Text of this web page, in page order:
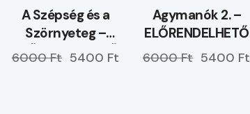
A Szépség és a
Szörnyeteg –
ELŐRENDELHETŐ
6000 Ft 5400 Ft
Agymanók 2. –
ELŐRENDELHETŐ
6000 Ft 5400 Ft